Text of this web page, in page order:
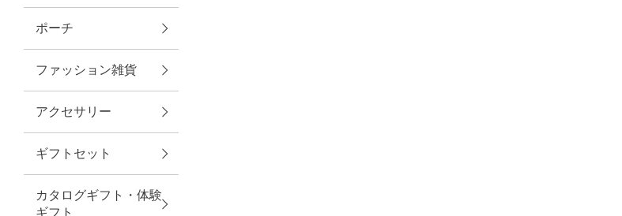
バス＆ビューティー
バス＆ビューティー
タオル
ウエア＆バッグ
ウエア
ポーチ
ファッション雑貨
アクセサリー
ギフトセット
カタログギフト・体験
ギフト